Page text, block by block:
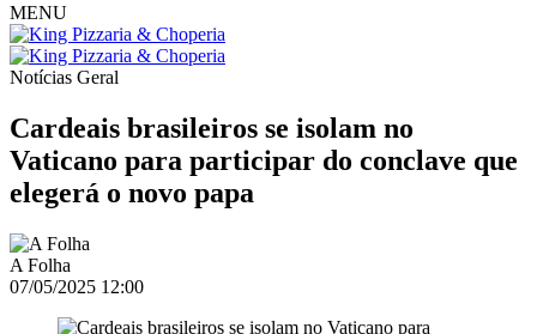
MENU
Notícias Geral
Cardeais brasileiros se isolam no
Vaticano para participar do conclave que
elegerá o novo papa
A Folha
07/05/2025 12:00